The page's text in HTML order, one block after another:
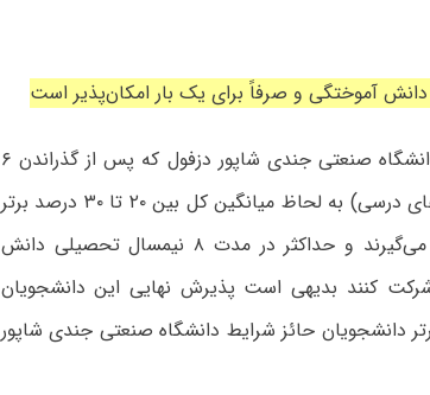
۴- دانشجویان دوره کارشناسی پیوسته صرفاً دانشگاه صنعتی جندی شاپور دزفول که پس از گذراندن ۶
نیمسال تحصیلی (با گذراندن سه چهارم واحدهای درسی) به لحاظ میانگین کل بین ۲۰ تا ۳۰ درصد برتر
دانشجویان هم رشته و هم ورودی خود قرار می‌گیرند و حداکثر در مدت ۸ نیمسال تحصیلی دانش
شرکت کنند بدیهی است پذیرش نهایی این دانشجویان
ظرفیت توسط ۲۰ درصد برتر دانشجویان حائز شرایط دانشگاه صنعتی جندی شاپور